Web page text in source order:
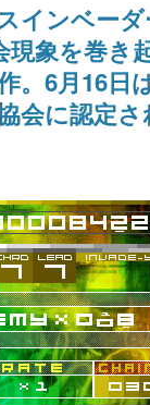
インベー
現象を巻
。6月16日
会に認定